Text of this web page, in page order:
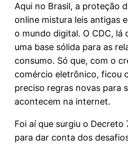
Aqui no Brasil, a proteção
online mistura leis antigas
o mundo digital. O CDC, lá
uma base sólida para as
consumo. Só que, com o
comércio eletrônico, ficou
preciso regras novas para
acontecem na internet.
Foi aí que surgiu o Decreto
para dar conta dos